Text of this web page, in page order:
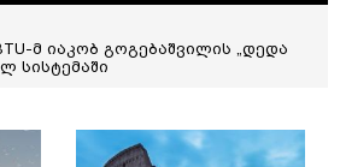
მ იაკობ გოგებაშვილის „დედა
სისტემაში